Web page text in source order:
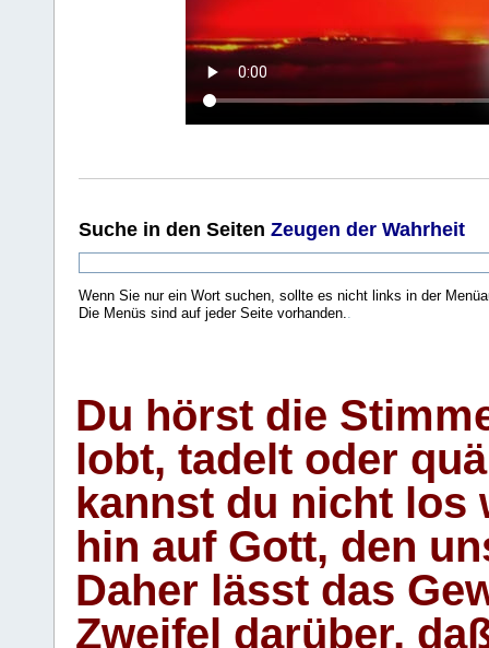
Suche in den Seiten Zeugen der Wahrheit
Wenn Sie nur ein Wort suchen, sollte es nicht links in der
Die Menüs sind auf jeder Seite vorhanden..
Du hörst die
lobt, tadelt oder
kannst du nicht los
hin auf Gott, den
Daher lässt das
Zweifel darüber,